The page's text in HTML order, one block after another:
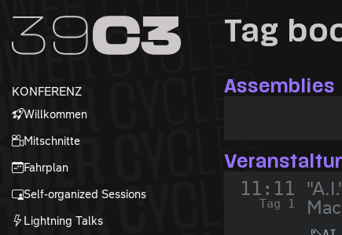
Zum Inhalt
Zum Footer
KONFERENZ
Willkommen
Mitschnitte
Fahrplan
Self-organized Sessions
Lightning Talks
Tag
Assemblies
11:11
Tag 1